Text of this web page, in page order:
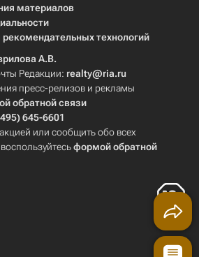
материалов
технологий
А.В.
Редакции: realty@ria.ru
пресс-релизов и рекламы
обратной связи
645-6601
или сообщить обо всех
формой обратной